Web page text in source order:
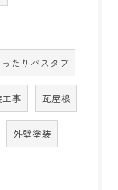
ったりバスタブ
工事 瓦屋根
外壁塗装